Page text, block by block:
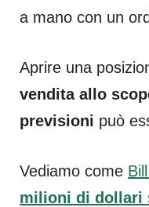
a mano con un
Aprire una
vendita allo
previsioni può
Vediamo come
milioni di dollari